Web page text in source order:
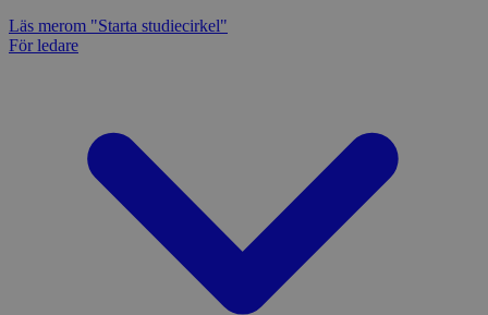
Läs merom "Starta studiecirkel"
För ledare